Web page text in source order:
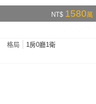
NT$ 1580萬
格局
1房0廳1衛